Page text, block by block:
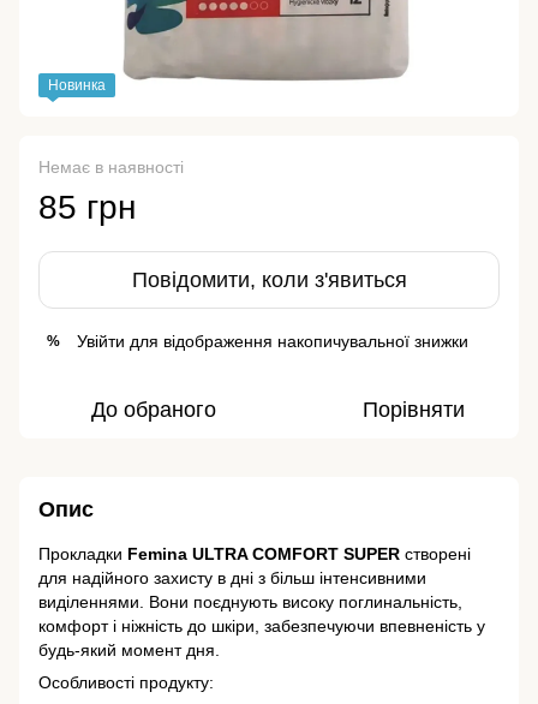
Новинка
Немає в наявності
85 грн
Повідомити, коли з'явиться
% Увійти для відображення накопичувальної знижки
До обраного Порівняти
Опис
Прокладки Femina ULTRA COMFORT SUPER створені
для надійного захисту в дні з більш інтенсивними
виділеннями. Вони поєднують високу поглинальність,
комфорт і ніжність до шкіри, забезпечуючи впевненість у
будь-який момент дня.
Особливості продукту: